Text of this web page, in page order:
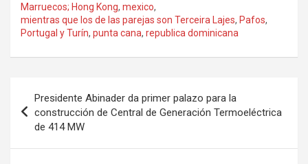
Marruecos; Hong Kong, mexico,
mientras que los de las parejas son Terceira Lajes, Pafos,
Portugal y Turín, punta cana, republica dominicana
de
entradas
Presidente Abinader da primer palazo para la
construcción de Central de Generación Termoeléctrica
de 414 MW